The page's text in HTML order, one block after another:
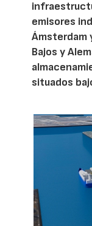
emisores
Ámsterdam
Bajos y
situados